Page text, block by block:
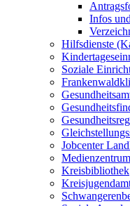
Infos
Hilfsdienste
Soziale
Jobcenter
Medienzentrum
Kreisbibliothek